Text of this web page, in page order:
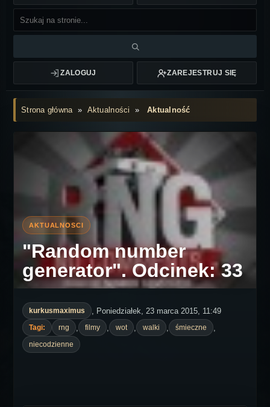
ZALOGUJ ZAREJESTRUJ SIĘ
Strona główna» Aktualności »Aktualność
"Random number
generator". Odcinek: 33
kurkusmaximus , Poniedziałek, 23 marca 2015, 11:49
Tagi: rng filmy wot walki śmieczne
niecodzienne